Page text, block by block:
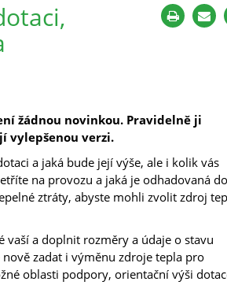
žádnou novinkou. Pravidelně ji
vylepšenou verzi.
a jaká bude její výše, ale i kolik vás
na provozu a jaká je odhadovaná
ztráty, abyste mohli zvolit zdroj
vaší a doplnit rozměry a údaje o stavu
zadat i výměnu zdroje tepla pro
oblasti podpory, orientační výši